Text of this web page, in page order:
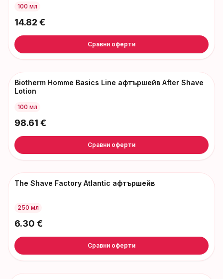
100 мл
14.82 €
Сравни оферти
Biotherm Homme Basics Line афтършейв After Shave
Lotion
100 мл
98.61 €
Сравни оферти
The Shave Factory Atlantic афтършейв
250 мл
6.30 €
Сравни оферти